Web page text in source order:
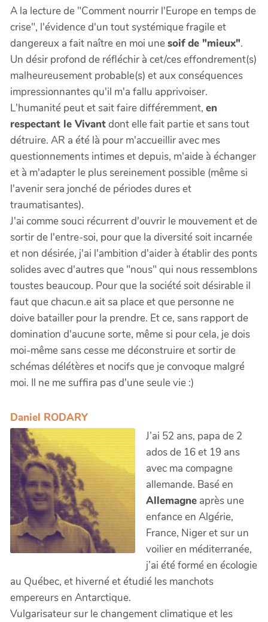
A la lecture de "Comment nourrir l'Europe en temps de
crise", l'évidence d'un tout systémique fragile et
dangereux a fait naître en moi unesoif de "mieux".
Un désir profond de réfléchir à cet/ces effondrement(s)
malheureusement probable(s) et aux conséquences
impressionnantes qu'il m'a fallu apprivoiser.
L'humanité peut et sait faire différemment, en
respectant le Vivantdont elle fait partie et sans tout
détruire. AR a été là pour m'accueillir avec mes
questionnements intimes et depuis, m'aide à échanger
et à m'adapter le plus sereinement possible (même si
l'avenir sera jonché de périodes dures et
traumatisantes).
J'ai comme souci récurrent d'ouvrir le mouvement et de
sortir de l'entre-soi, pour que la diversité soit incarnée
et non désirée, j'ai l'ambition d'aider à établir des ponts
solides avec d'autres que "nous" qui nous ressemblons
toustes beaucoup. Pour que la société soit désirable il
faut que chacun.e ait sa place et que personne ne
doive batailler pour la prendre. Et ce, sans rapport de
domination d'aucune sorte, même si pour cela, je dois
moi-même sans cesse me déconstruire et sortir de
schémas délétères et nocifs que je convoque malgré
moi. Il ne me suffira pas d'une seule vie :)
Daniel RODARY
J’ai 52 ans, papa de 2
ados de 16 et 19 ans
avec ma compagne
allemande. Basé en
Allemagne après une
enfance en Algérie,
France, Niger et sur un
voilier en méditerranée,
j’ai été formé en écologie
au Québec, et hiverné et étudié les manchots
empereurs en Antarctique.
Vulgarisateur sur le changement climatique et les